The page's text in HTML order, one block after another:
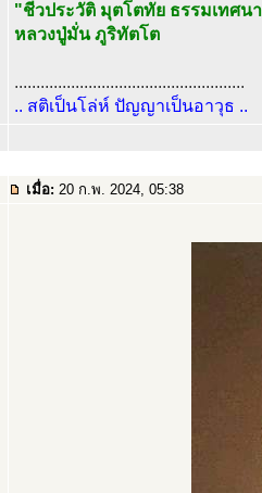
"ชีวประวัติ มุตโตทัย ธรรมเทศน
หลวงปู่มั่น ภูริทัตโต
.....................................................
.. สติเป็นโล่ห์ ปัญญาเป็นอาวุธ ..
เมื่อ: 20 ก.พ. 2024, 05:38